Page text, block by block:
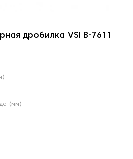
дробилка VSI B-7611
(мм)